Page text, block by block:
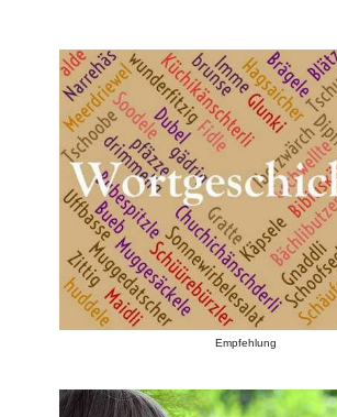
Empfehlung